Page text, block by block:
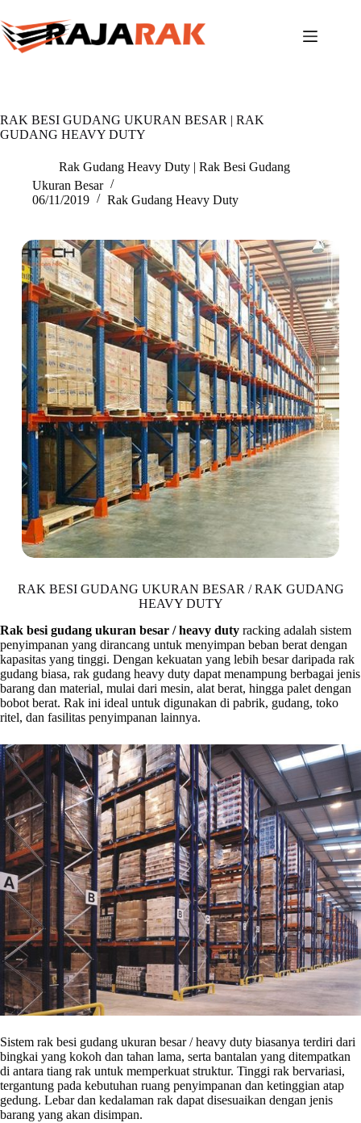
to
content
RAK BESI GUDANG UKURAN BESAR | RAK
GUDANG HEAVY DUTY
Rak Gudang Heavy Duty | Rak Besi Gudang
Ukuran Besar
06/11/2019
Rak Gudang Heavy Duty
RAK BESI GUDANG UKURAN BESAR / RAK GUDANG
HEAVY DUTY
Rak besi gudang ukuran besar / heavy duty racking adalah sistem
penyimpanan yang dirancang untuk menyimpan beban berat dengan
kapasitas yang tinggi. Dengan kekuatan yang lebih besar daripada rak
gudang biasa, rak gudang heavy duty dapat menampung berbagai jenis
barang dan material, mulai dari mesin, alat berat, hingga palet dengan
bobot berat. Rak ini ideal untuk digunakan di pabrik, gudang, toko
ritel, dan fasilitas penyimpanan lainnya.
Sistem rak besi gudang ukuran besar / heavy duty biasanya terdiri dari
bingkai yang kokoh dan tahan lama, serta bantalan yang ditempatkan
di antara tiang rak untuk memperkuat struktur. Tinggi rak bervariasi,
tergantung pada kebutuhan ruang penyimpanan dan ketinggian atap
gedung. Lebar dan kedalaman rak dapat disesuaikan dengan jenis
barang yang akan disimpan.